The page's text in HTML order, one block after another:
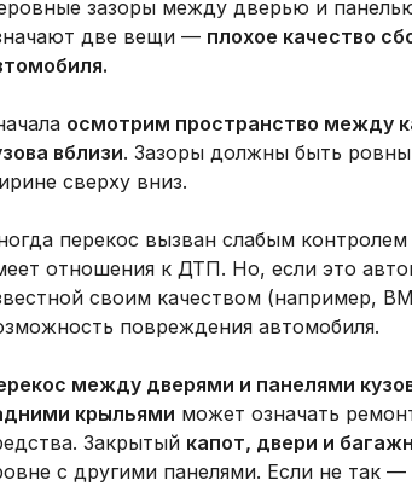
зазоры между дверью и
две вещи — плохое качество
осмотрим пространство между
вблизи. Зазоры должны быть
сверху вниз.
перекос вызван слабым контролем
отношения к ДТП. Но, если это
своим качеством (например,
повреждения автомобиля.
между дверями и панелями
крыльями может означать
Закрытый капот, двери и
с другими панелями. Если не так —